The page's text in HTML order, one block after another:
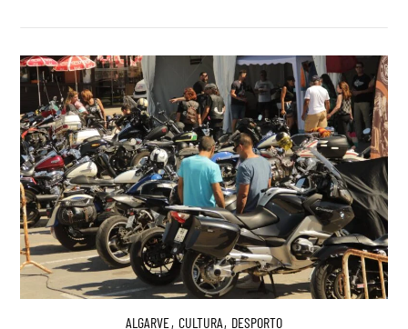
ALGARVE, CULTURA, DESPORTO